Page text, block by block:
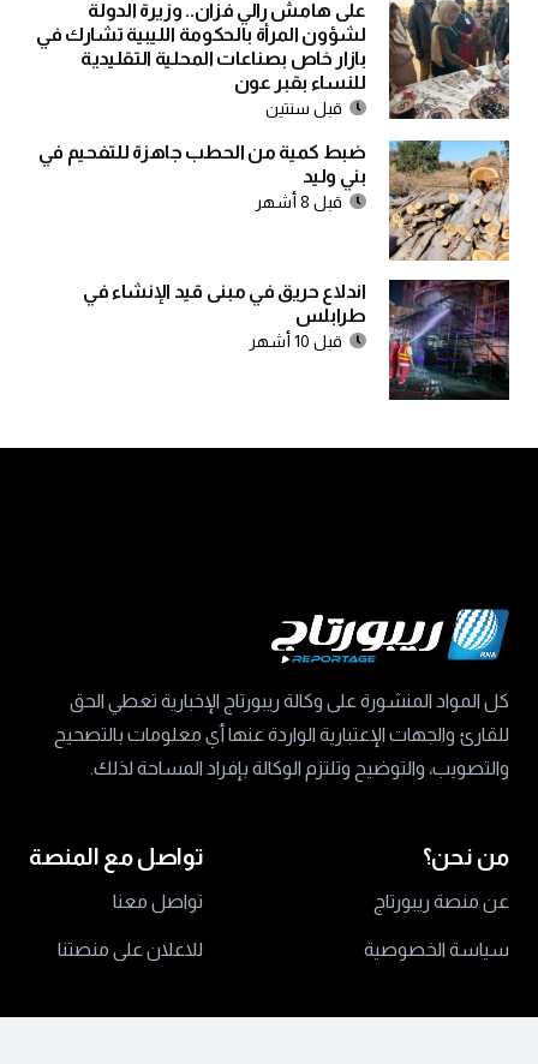
على هامش رالي فزان.. وزيرة الدولة
لشؤون المرأة بالحكومة الليبية تشارك في
بازار خاص بصناعات المحلية التقليدية
للنساء بقبر عون
قبل سنتين
ضبط كمية من الحطب جاهزة للتفحيم في
بني وليد
قبل 8 أشهر
اندلاع حريق في مبنى قيد الإنشاء في
طرابلس
قبل 10 أشهر
كل المواد المنشورة على وكالة ريبورتاج الإخبارية تعطي الحق
للقارئ والجهات الإعتبارية الواردة عنها أي معلومات بالتصحيح
والتصويب، والتوضيح وتلتزم الوكالة بإفراد المساحة لذلك.
من نحن؟
عن منصة ريبورتاج
سياسة الخصوصية
تواصل مع المنصة
تواصل معنا
للاعلان على منصتنا